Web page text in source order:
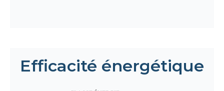
Efficacité énergétique